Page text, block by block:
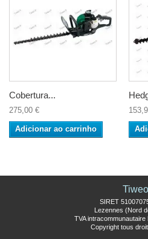
Cobertura...
275,00 €
Adicionar ao carrinho
Tiweo
SIRET
Lezennes (Nord
TVA
Copyright tous